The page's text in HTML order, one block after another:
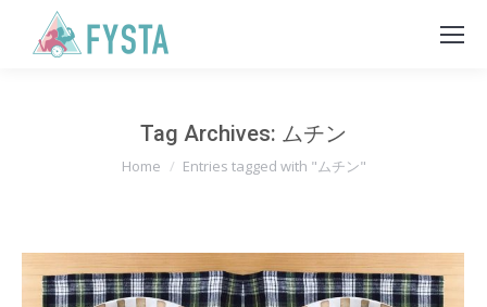
Tag Archives: ムチン
You are here:
Home Entries tagged with "ムチン"